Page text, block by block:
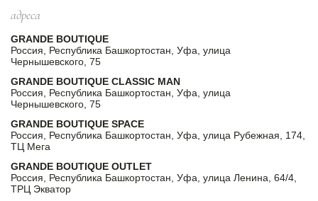
адреса
GRANDE BOUTIQUE
Россия, Республика Башкортостан, Уфа, улица
Чернышевского, 75
GRANDE BOUTIQUE CLASSIC MAN
Россия, Республика Башкортостан, Уфа, улица
Чернышевского, 75
GRANDE BOUTIQUE SPACE
Россия, Республика Башкортостан, Уфа, улица Рубежная, 174,
ТЦ Мега
GRANDE BOUTIQUE OUTLET
Россия, Республика Башкортостан, Уфа, улица Ленина, 64/4,
ТРЦ Экватор